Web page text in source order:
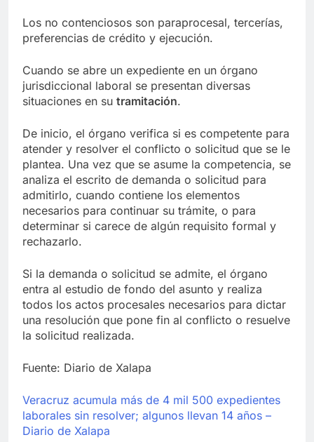
Los no contenciosos son paraprocesal, tercerías,
preferencias de crédito y ejecución.
Cuando se abre un expediente en un órgano
jurisdiccional laboral se presentan diversas
situaciones en su tramitación.
De inicio, el órgano verifica si es competente para
atender y resolver el conflicto o solicitud que se le
plantea. Una vez que se asume la competencia, se
analiza el escrito de demanda o solicitud para
admitirlo, cuando contiene los elementos
necesarios para continuar su trámite, o para
determinar si carece de algún requisito formal y
rechazarlo.
Si la demanda o solicitud se admite, el órgano
entra al estudio de fondo del asunto y realiza
todos los actos procesales necesarios para dictar
una resolución que pone fin al conflicto o resuelve
la solicitud realizada.
Fuente: Diario de Xalapa
Veracruz acumula más de 4 mil 500 expedientes
laborales sin resolver; algunos llevan 14 años –
Diario de Xalapa